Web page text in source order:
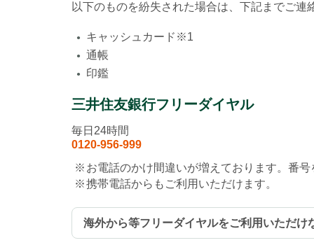
以下のものを紛失された場合は、下記までご連
● キャッシュカード※1
● 通帳
● 印鑑
三井住友銀行フリーダイヤル
毎日24時間
0120-956-999
※ お電話のかけ間違いが増えております。番
※携帯電話からもご利用いただけます。
海外から等フリーダイヤルをご利用いただけ